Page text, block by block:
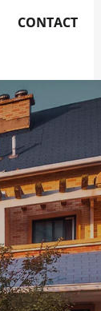
CONTACT